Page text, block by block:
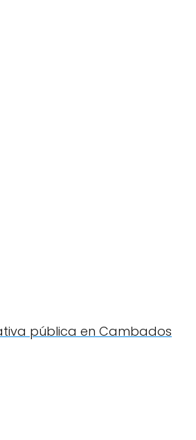
pública en Cambados